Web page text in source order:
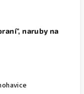
naruby na